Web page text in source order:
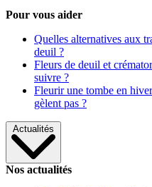
Pour vous aider
Quelles alternatives aux
deuil ?
Fleurs de deuil et
suivre ?
Fleurir une tombe en
gèlent pas ?
Actualités
Nos actualités